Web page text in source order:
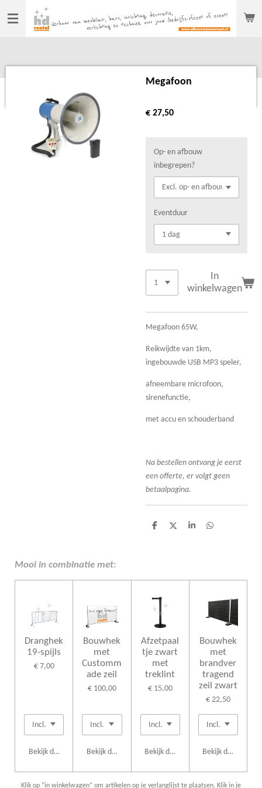
Ga
direct
hoofdinhoud
Megafoon
€ 27,50
Op- en afbouw
inbegrepen?
Eventduur
In
winkelwagen
Megafoon 65W,
Reikwijdte van 1km,
ingebouwde USB MP3 speler,
afneembare microfoon,
sirenefunctie,
met accu en schouderband
Na bestellen ontvang je eerst
een offerte, er volgt geen
betaalpagina.
D
D
S
D
Mooi in combinatie met:
Dranghek
19-spijls
€ 7,00
Bekijk details
Bouwhek
met
Customm
ade zeil
€ 100,00
Bekijk details
Afzetpaal
tje zwart
met
treklint
€ 15,00
Bekijk details
Bouwhek
met
brandver
tragend
zeil zwart
€ 22,50
Bekijk details
Klik op “in winkelwagen” om artikelen op je verlanglijst te plaatsen. Klik in je